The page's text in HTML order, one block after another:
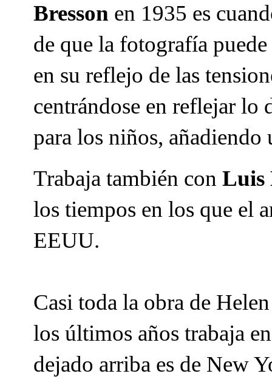
Bresson en 1935 es
de que la fotografía
en su reflejo de las
centrándose en reflejar lo
para los niños,
Trabaja también con Luis
los tiempos en los que el
EEUU.
Casi toda la obra de
los últimos años trabaja
dejado arriba es de New